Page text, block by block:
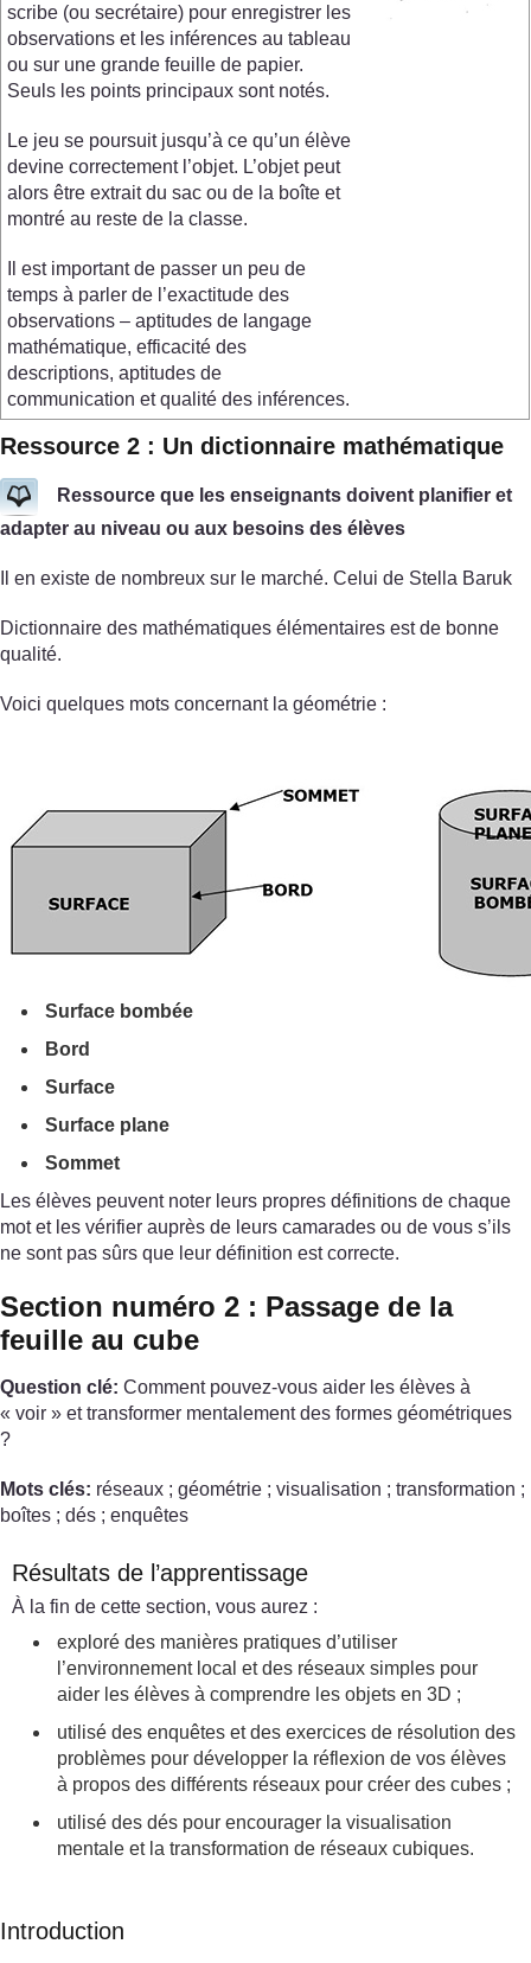
scribe (ou secrétaire) pour enregistrer les
observations et les inférences au tableau
ou sur une grande feuille de papier.
Seuls les points principaux sont notés.
Le jeu se poursuit jusqu’à ce qu’un élève
devine correctement l’objet. L’objet peut
alors être extrait du sac ou de la boîte et
montré au reste de la classe.
Il est important de passer un peu de
temps à parler de l’exactitude des
observations – aptitudes de langage
mathématique, efficacité des
descriptions, aptitudes de
communication et qualité des inférences.
Ressource 2 : Un dictionnaire mathématique
Ressource que les enseignants doivent planifier et
adapter au niveau ou aux besoins des élèves
Il en existe de nombreux sur le marché. Celui de Stella Baruk
Dictionnaire des mathématiques élémentaires est de bonne
qualité.
Voici quelques mots concernant la géométrie :
Surface bombée
Bord
Surface
Surface plane
Sommet
Les élèves peuvent noter leurs propres définitions de chaque
mot et les vérifier auprès de leurs camarades ou de vous s’ils
ne sont pas sûrs que leur définition est correcte.
Section numéro 2 : Passage de la
feuille au cube
Question clé: Comment pouvez-vous aider les élèves à
« voir » et transformer mentalement des formes géométriques
?
Mots clés: réseaux ; géométrie ; visualisation ; transformation ;
boîtes ; dés ; enquêtes
Résultats de l’apprentissage
À la fin de cette section, vous aurez :
exploré des manières pratiques d’utiliser
l’environnement local et des réseaux simples pour
aider les élèves à comprendre les objets en 3D ;
utilisé des enquêtes et des exercices de résolution des
problèmes pour développer la réflexion de vos élèves
à propos des différents réseaux pour créer des cubes ;
utilisé des dés pour encourager la visualisation
mentale et la transformation de réseaux cubiques.
Introduction